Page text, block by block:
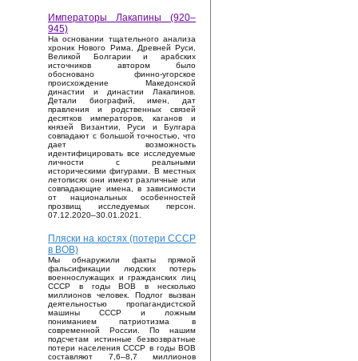
Императоры Лакапины (920–
945)
На основании тщательного анализа
хроник Нового Рима, Древней Руси,
Великой Болгарии и арабских
источников автором было
обосновано финно-угорское
происхождение Македонской
династии и династии Лакапинов.
Детали биографий, имен, дат
правления и родственных связей
десятков императоров, каганов и
князей Византии, Руси и Булгара
совпадают с большой точностью, что
дает возможность
идентифицировать все исследуемые
личности с реальными
историческими фигурами. В местных
летописях они имеют различные или
совпадающие имена, в зависимости
от национальных особенностей
прозвищ исследуемых персон.
07.12.2020–30.01.2021.
Пляски на костях (потери СССР
в ВОВ)
Мы обнаружили факты прямой
фальсификации людских потерь
военнослужащих и гражданских лиц
СССР в годы ВОВ в несколько
миллионов человек. Подлог вызван
деятельностью пропагандистской
машины СССР и ложным
пониманием патриотизма в
современной России. По нашим
подсчетам истинные безвозвратные
потери населения СССР в годы ВОВ
составляют 7,6–8,7 миллионов